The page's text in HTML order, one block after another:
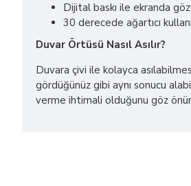
Dijital baskı ile ekranda
30 derecede ağartıcı
Duvar Örtüsü Nasıl Asılır?
Duvara çivi ile kolayca
gördüğünüz gibi aynı sonucu
verme ihtimali olduğunu göz